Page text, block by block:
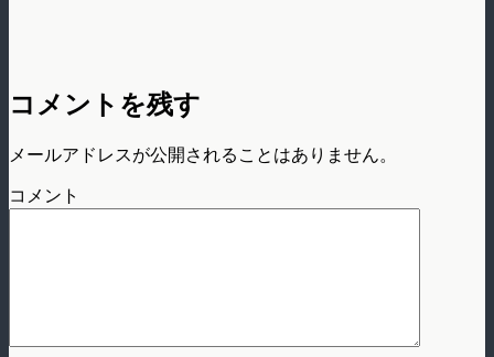
コメントを残す
メールアドレスが公開されることはありません。
コメント